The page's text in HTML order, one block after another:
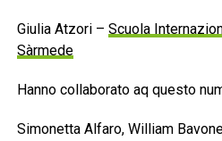
Giulia Atzori – Scuola
Sàrmede
Hanno collaborato aq questo
Simonetta Alfaro, William